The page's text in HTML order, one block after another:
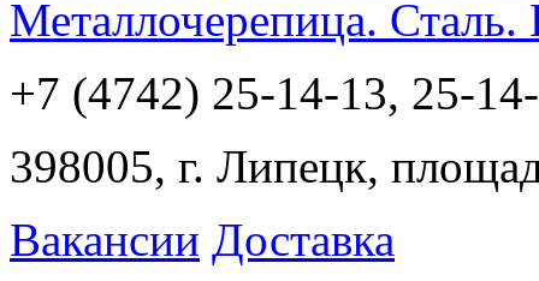
Металлочерепица.
+7 (4742) 25-14-13, 25-
398005, г. Липецк,
Вакансии Доставка